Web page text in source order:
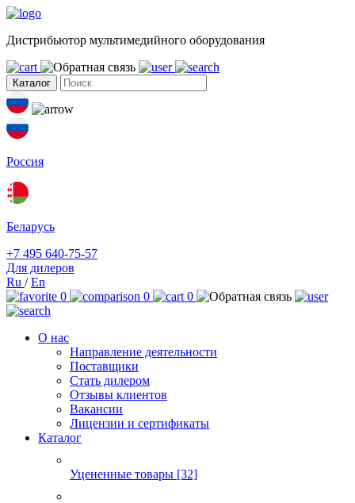
Дистрибьютор мультимедийного оборудования
Каталог
Россия
Беларусь
+7 495 640-75-57
Для дилеров
Ru /En
0
0 0
О нас
Направление деятельности
Поставщики
Стать дилером
Отзывы клиентов
Вакансии
Лицензии и сертификаты
Каталог
Уцененные товары [32]